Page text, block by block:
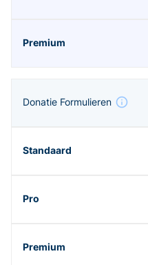
Donatie Formulieren